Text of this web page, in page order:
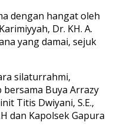
dengan hangat oleh
Dr. KH. A.
yang damai, sejuk
silaturrahmi,
Buya Arrazy
Titis Dwiyani, S.E.,
dan Kapolsek Gapura